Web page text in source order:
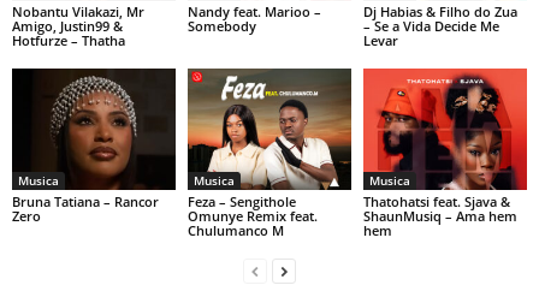
Nobantu Vilakazi, Mr
Amigo, Justin99 &
Hotfurze – Thatha
Nandy feat. Marioo –
Somebody
Dj Habias & Filho do Zua
– Se a Vida Decide Me
Levar
Musica
Bruna Tatiana – Rancor
Zero
Musica
Feza – Sengithole
Omunye Remix feat.
Chulumanco M
Musica
Thatohatsi feat. Sjava &
ShaunMusiq – Ama hem
hem